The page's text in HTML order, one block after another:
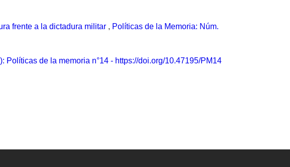
frente a la dictadura militar , Políticas de la Memoria: Núm.
Políticas de la memoria n°14 - https://doi.org/10.47195/PM14